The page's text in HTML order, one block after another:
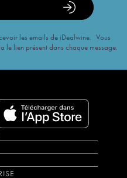
les emails de iDealwine. Vous
le lien présent dans chaque message.